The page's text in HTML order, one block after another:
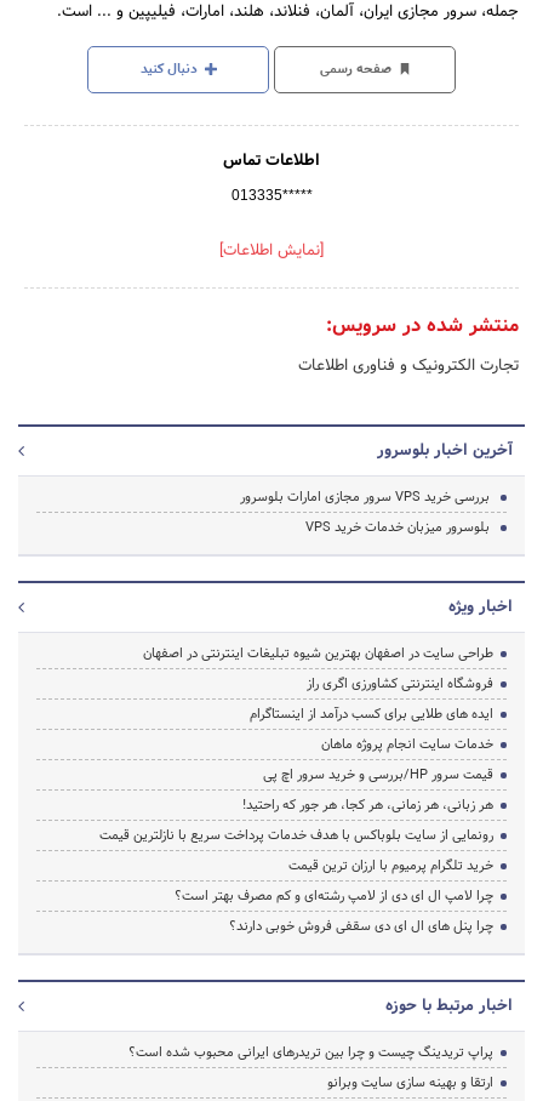
جمله، سرور مجازی ایران، آلمان، فنلاند، هلند، امارات، فیلیپین و ... است.
صفحه رسمی دنبال کنید
اطلاعات تماس
013335*****
[نمایش اطلاعات]
منتشر شده در سرویس:
تجارت الکترونیک و فناوری اطلاعات
آخرین اخبار بلوسرور
بررسی خرید VPS سرور مجازی امارات بلوسرور
بلوسرور میزبان خدمات خرید VPS
اخبار ویژه
طراحی سایت در اصفهان بهترین شیوه تبلیغات اینترنتی در اصفهان
فروشگاه اینترنتی کشاورزی اگری راز
ایده های طلایی برای کسب درآمد از اینستاگرام
خدمات سایت انجام پروژه ماهان
قیمت سرور HP/بررسی و خرید سرور اچ پی
هر زبانی، هر زمانی، هر کجا، هر جور که راحتید!
رونمایی از سایت بلوباکس با هدف خدمات پرداخت سریع با نازلترین قیمت
خرید تلگرام پرمیوم با ارزان ترین قیمت
چرا لامپ ال ای دی از لامپ رشته‌ای و کم مصرف بهتر است؟
چرا پنل های ال ای دی سقفی فروش خوبی دارند؟
اخبار مرتبط با حوزه
پراپ تریدینگ چیست و چرا بین تریدرهای ایرانی محبوب شده است؟
ارتقا و بهینه سازی سایت وبرانو